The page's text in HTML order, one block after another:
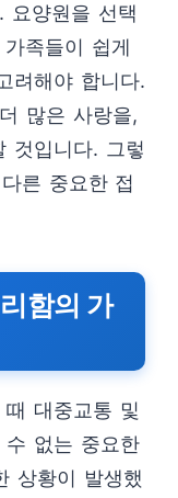
요양원을 선택
족들이 쉽게
려해야 합니다.
많은 사랑을,
것입니다. 그렇
른 중요한 접
함의 가
대중교통 및
수 없는 중요한
상황이 발생했